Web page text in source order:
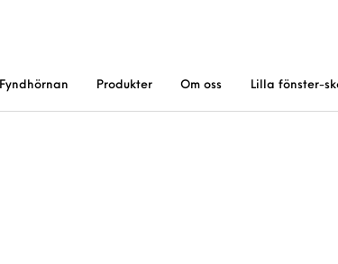
Fyndhörnan Produkter Om oss Lilla fönster-